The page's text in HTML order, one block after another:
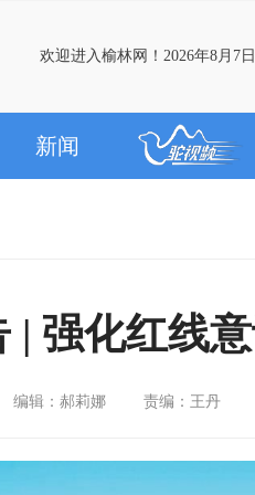
欢迎进入榆林网！2026年8月7
新闻
| 强化红线
编辑：郝莉娜 责编：王丹